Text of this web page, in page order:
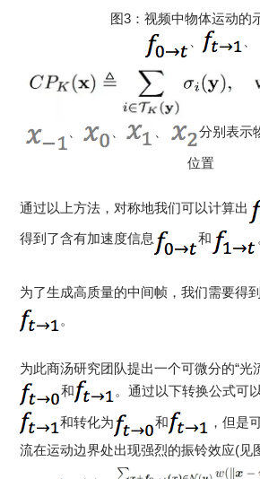
图3：视频中物体运动的
分别表示
位置
通过以上方法，对称地我们可以计算出
得到了含有加速度信息
和
为了生成高质量的中间帧，我们需要得
。
为此商汤研究团队提出一个可微分的“光
和
。通过以下转换公式可
和转化为 和
，但是
流在运动边界处出现强烈的振铃效应(见